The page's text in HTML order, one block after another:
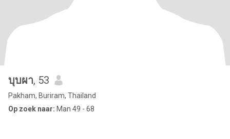
บุบผา, 53
Pakham, Buriram, Thailand
Op zoek naar: Man 49 - 68